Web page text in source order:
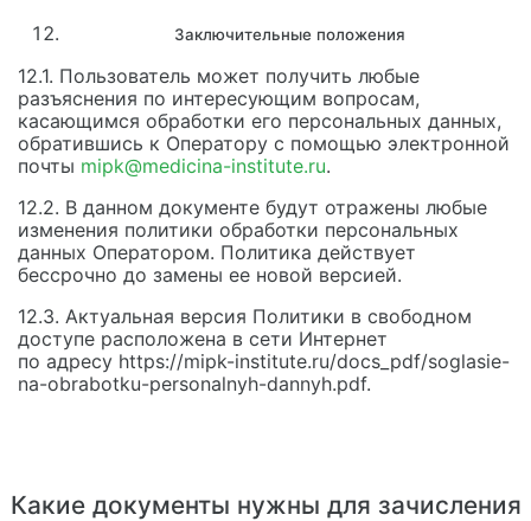
Заключительные положения
12.1. Пользователь может получить любые
разъяснения по интересующим вопросам,
касающимся обработки его персональных данных,
обратившись к Оператору с помощью электронной
почты mipk@medicina-institute.ru.
12.2. В данном документе будут отражены любые
изменения политики обработки персональных
данных Оператором. Политика действует
бессрочно до замены ее новой версией.
12.3. Актуальная версия Политики в свободном
доступе расположена в сети Интернет
по адресу https://mipk-institute.ru/docs_pdf/soglasie-
na-obrabotku-personalnyh-dannyh.pdf.
Какие документы нужны для зачисления